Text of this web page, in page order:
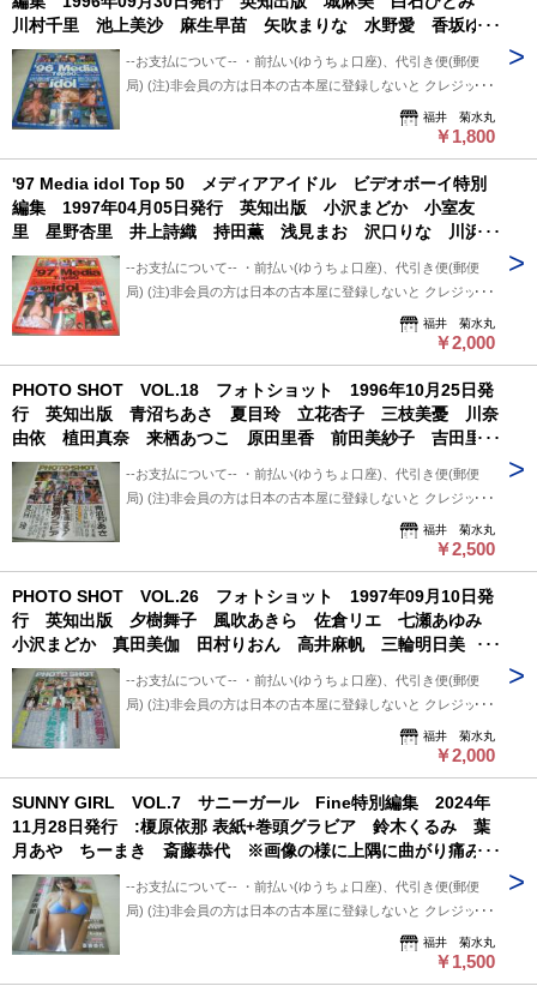
用、日・祭日かかる場合は 祭日明け発送になります。 ※※※
追跡番号は発送前にお知らせ致します。 追跡番号から荷物の
配送状況確認できます。 --保管期間について-- 此方から連絡
後、5日間保管しています。 5日間内、購入手続き頂ければ幸
り+保証なし+ポスト投函 ・レターパックプラス 600円 ※追
・クロネコ便 送料は地方により変わります。 (下記紹介部分
に送料記載あり) ※曜日・時間指定ご希望の場合 ※※郵便局
+クロネコ営業所留め置き可能です。 --発送について-- 振込確
認後、2～3日以内で発送致します。 ※郵便局ご利用の場合、
用、日・祭日かかる場合は 祭日明け発送になります。 ※※※
追跡番号は発送前にお知らせ致します。 追跡番号から荷物の
配送状況確認できます。 --保管期間について-- 此方から連絡
後、5日間保管しています。 5日間内、購入手続き頂ければ幸
いです。 5日過ぎましても手続き頂けない場合は キャンセル
川村千里 池上美沙 麻生早苗 矢吹まりな 水野愛 香坂ゆか
り 橘未稀 永井まどか 瞳リョウ 可愛ゆう 北原梨奈 田崎
由希 里中あやか 松田ちゆり 星野杏里 麻生舞 小室友里
※画像の様に表紙面上隅に折れ跡出ています。
--お支払について-- ・前払い(ゆうちょ口座)、代引き便(郵便
局) (注)非会員の方は日本の古本屋に登録しないと クレジット
決済利用出来ないと思います。 非会員の方は支払い方法を
「振込み」または「代金引換」でご利用下さい。 --状態につい
て-- 中古品ですので痛み (傷/汚れ/折れ/破れ/使用感等)は ある
ものとご理解/ご了承のうえ、 購入ご検討頂ければ幸いです。
--送料について-- ・レターパックライト 430円 ※追跡番号あ
り+保証なし+ポスト投函 ・レターパックプラス 600円 ※追
・クロネコ便 送料は地方により変わります。 (下記紹介部分
に送料記載あり) ※曜日・時間指定ご希望の場合 ※※郵便局
+クロネコ営業所留め置き可能です。 --発送について-- 振込確
認後、2～3日以内で発送致します。 ※郵便局ご利用の場合、
用、日・祭日かかる場合は 祭日明け発送になります。 ※※※
追跡番号は発送前にお知らせ致します。 追跡番号から荷物の
配送状況確認できます。 --保管期間について-- 此方から連絡
後、5日間保管しています。 5日間内、購入手続き頂ければ幸
いです。 5日過ぎましても手続き頂けない場合は キャンセル
福井 菊水丸
￥1,800
'97 Media idol Top 50 メディアアイドル ビデオボーイ特別
編集 1997年04月05日発行 英知出版 小沢まどか 小室友
里 星野杏里 井上詩織 持田薫 浅見まお 沢口りな 川浜な
つみ 北沢忍 植田真奈 池田久美子 矢沢ようこ 光月夜也
川村千里 北原梨奈 川村みなみ 白石ひとみ 青沼ちあさ 城
麻美
--お支払について-- ・前払い(ゆうちょ口座)、代引き便(郵便
局) (注)非会員の方は日本の古本屋に登録しないと クレジット
決済利用出来ないと思います。 非会員の方は支払い方法を
「振込み」または「代金引換」でご利用下さい。 --状態につい
て-- 中古品ですので痛み (傷/汚れ/折れ/破れ/使用感等)は ある
ものとご理解/ご了承のうえ、 購入ご検討頂ければ幸いです。
--送料について-- ・レターパックライト 430円 ※追跡番号あ
り+保証なし+ポスト投函 ・レターパックプラス 600円 ※追
・クロネコ便 送料は地方により変わります。 (下記紹介部分
に送料記載あり) ※曜日・時間指定ご希望の場合 ※※郵便局
+クロネコ営業所留め置き可能です。 --発送について-- 振込確
認後、2～3日以内で発送致します。 ※郵便局ご利用の場合、
用、日・祭日かかる場合は 祭日明け発送になります。 ※※※
追跡番号は発送前にお知らせ致します。 追跡番号から荷物の
配送状況確認できます。 --保管期間について-- 此方から連絡
後、5日間保管しています。 5日間内、購入手続き頂ければ幸
いです。 5日過ぎましても手続き頂けない場合は キャンセル
福井 菊水丸
￥2,000
PHOTO SHOT VOL.18 フォトショット 1996年10月25日発
行 英知出版 青沼ちあさ 夏目玲 立花杏子 三枝美憂 川奈
由依 植田真奈 来栖あつこ 原田里香 前田美紗子 吉田里
美 永井まどか 麻田かおり 河村理沙 村上みわ 吉野美穂
池田久美子 川村みなみ
--お支払について-- ・前払い(ゆうちょ口座)、代引き便(郵便
局) (注)非会員の方は日本の古本屋に登録しないと クレジット
決済利用出来ないと思います。 非会員の方は支払い方法を
「振込み」または「代金引換」でご利用下さい。 --状態につい
て-- 中古品ですので痛み (傷/汚れ/折れ/破れ/使用感等)は ある
ものとご理解/ご了承のうえ、 購入ご検討頂ければ幸いです。
--送料について-- ・レターパックライト 430円 ※追跡番号あ
り+保証なし+ポスト投函 ・レターパックプラス 600円 ※追
・クロネコ便 送料は地方により変わります。 (下記紹介部分
に送料記載あり) ※曜日・時間指定ご希望の場合 ※※郵便局
+クロネコ営業所留め置き可能です。 --発送について-- 振込確
認後、2～3日以内で発送致します。 ※郵便局ご利用の場合、
用、日・祭日かかる場合は 祭日明け発送になります。 ※※※
追跡番号は発送前にお知らせ致します。 追跡番号から荷物の
配送状況確認できます。 --保管期間について-- 此方から連絡
後、5日間保管しています。 5日間内、購入手続き頂ければ幸
いです。 5日過ぎましても手続き頂けない場合は キャンセル
福井 菊水丸
￥2,500
PHOTO SHOT VOL.26 フォトショット 1997年09月10日発
行 英知出版 夕樹舞子 風吹あきら 佐倉リエ 七瀬あゆみ
小沢まどか 真田美伽 田村りおん 高井麻帆 三輪明日美 藤
沢奈美 織原奈未 中山みづほ 森永あすか 島村里香 アリ
ス・チャン 福山朱音 桜井涼子
--お支払について-- ・前払い(ゆうちょ口座)、代引き便(郵便
局) (注)非会員の方は日本の古本屋に登録しないと クレジット
決済利用出来ないと思います。 非会員の方は支払い方法を
「振込み」または「代金引換」でご利用下さい。 --状態につい
て-- 中古品ですので痛み (傷/汚れ/折れ/破れ/使用感等)は ある
ものとご理解/ご了承のうえ、 購入ご検討頂ければ幸いです。
--送料について-- ・レターパックライト 430円 ※追跡番号あ
り+保証なし+ポスト投函 ・レターパックプラス 600円 ※追
・クロネコ便 送料は地方により変わります。 (下記紹介部分
に送料記載あり) ※曜日・時間指定ご希望の場合 ※※郵便局
+クロネコ営業所留め置き可能です。 --発送について-- 振込確
認後、2～3日以内で発送致します。 ※郵便局ご利用の場合、
福井 菊水丸
￥2,000
SUNNY GIRL VOL.7 サニーガール Fine特別編集 2024年
11月28日発行 :榎原依那 表紙+巻頭グラビア 鈴木くるみ 葉
月あや ちーまき 斎藤恭代 ※画像の様に上隅に曲がり痛み出
ています。
--お支払について-- ・前払い(ゆうちょ口座)、代引き便(郵便
局) (注)非会員の方は日本の古本屋に登録しないと クレジット
決済利用出来ないと思います。 非会員の方は支払い方法を
「振込み」または「代金引換」でご利用下さい。 --状態につい
て-- 中古品ですので痛み (傷/汚れ/折れ/破れ/使用感等)は ある
福井 菊水丸
￥1,500